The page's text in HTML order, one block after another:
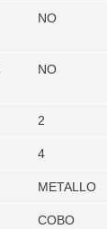
NO
NO
2
4
METALLO
COBO